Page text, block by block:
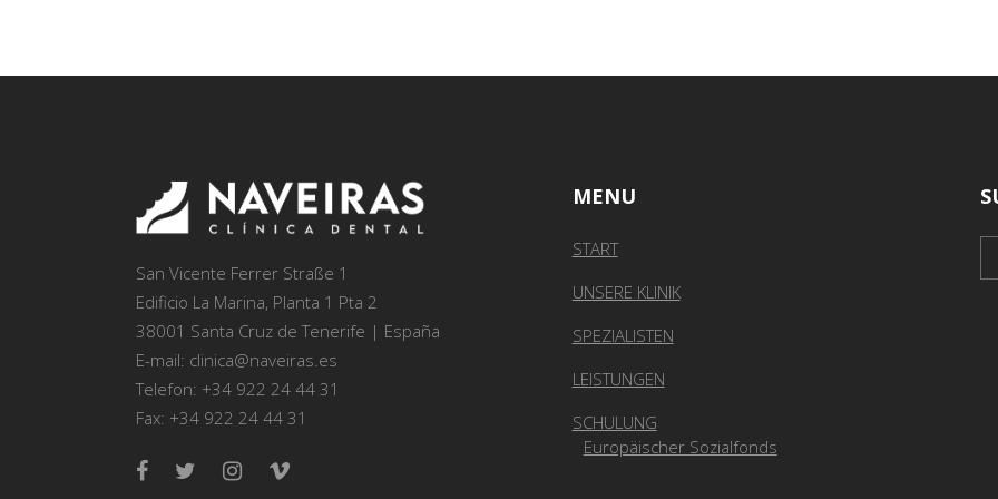
San Vicente Ferrer Straße 1
Edificio La Marina, Planta 1 Pta 2
38001 Santa Cruz de Tenerife | España
E-mail: clinica@naveiras.es
Telefon: +34 922 24 44 31
Fax: +34 922 24 44 31
MENU
START
UNSERE KLINIK
SPEZIALISTEN
LEISTUNGEN
SCHULUNG
Europäischer Sozialfonds